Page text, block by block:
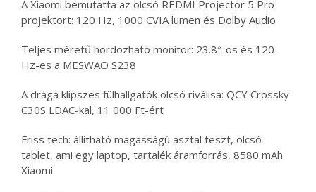
A Xiaomi bemutatta az olcsó REDMI Projector 5 Pro
projektort: 120 Hz, 1000 CVIA lumen és Dolby Audio
Teljes méretű hordozható monitor: 23.8″-os és 120
Hz-es a MESWAO S238
A drága klipszes fülhallgatók olcsó riválisa: QCY Crossky
C30S LDAC-kal, 11 000 Ft-ért
Friss tech: állítható magasságú asztal teszt, olcsó
tablet, ami egy laptop, tartalék áramforrás, 8580 mAh
Xiaomi